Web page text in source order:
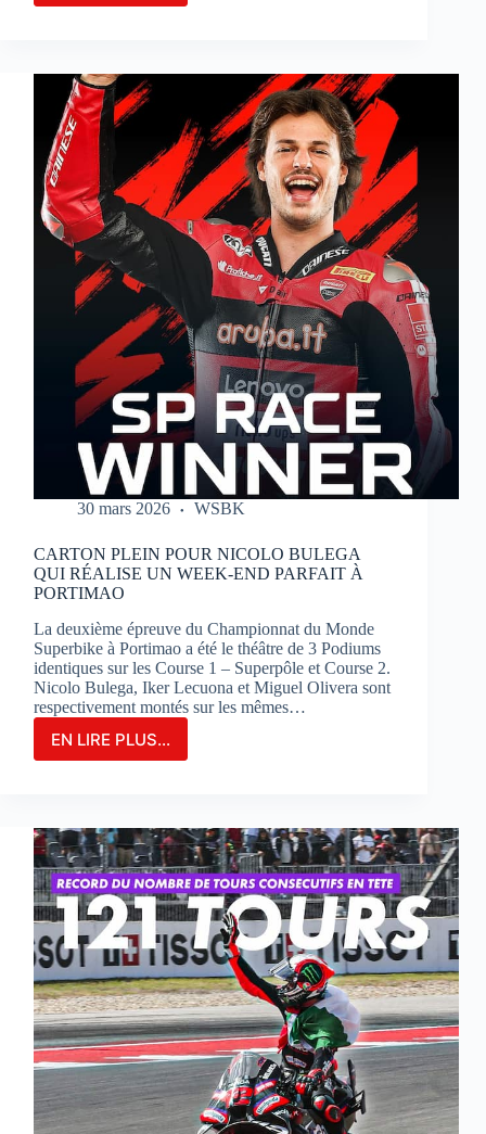
#1
PARTIRA
EN
POSITION
POUR
LA
3ÈME
FOIS
CONSÉCUTIVE
AUX
HEURES
MOTOS
SUR
LE
CIRCUIT
BUGATTI
LE
MANS
30 mars 2026 WSBK
CARTON PLEIN POUR NICOLO BULEGA
QUI RÉALISE UN WEEK-END PARFAIT À
PORTIMAO
La deuxième épreuve du Championnat du Monde
Superbike à Portimao a été le théâtre de 3 Podiums
identiques sur les Course 1 – Superpôle et Course 2.
Nicolo Bulega, Iker Lecuona et Miguel Olivera sont
respectivement montés sur les mêmes…
EN LIRE PLUS...
CARTON
BULEGA
QUI
RÉALISE
UN
WEEK-
END
PARFAIT
À
PORTIMAO